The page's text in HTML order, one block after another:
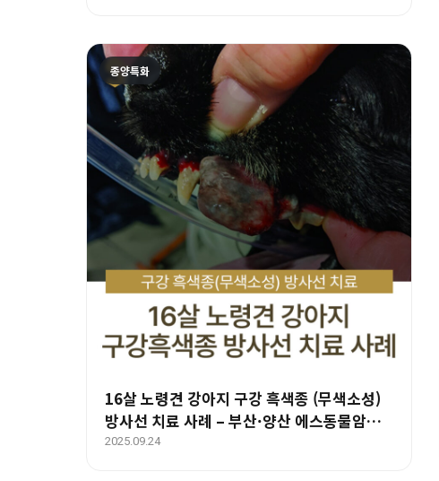
종양특화
16살 노령견 강아지 구강 흑색종 (무색소성)
방사선 치료 사례 – 부산·양산 에스동물암센
터
2025.09.24